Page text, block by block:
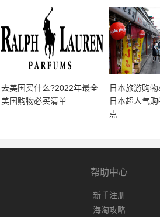
去美国买什么?2022年最全
美国购物必买清单
日本旅游购
日本超人气
点
帮助中心
新手注册
海淘攻略